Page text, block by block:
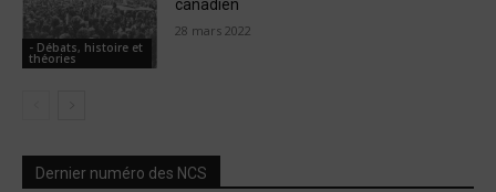
- Débats, histoire et
théories
canadien
28 mars 2022
Dernier numéro des NCS